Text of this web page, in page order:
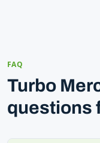
FAQ
Turbo
questions